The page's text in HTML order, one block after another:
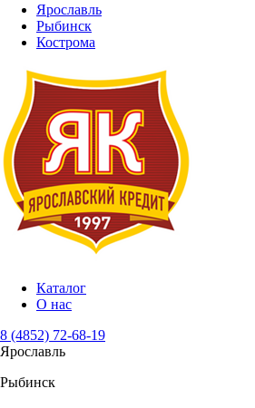
Ярославль
Рыбинск
Кострома
Каталог
О нас
8 (4852) 72-68-19
Ярославль
Рыбинск